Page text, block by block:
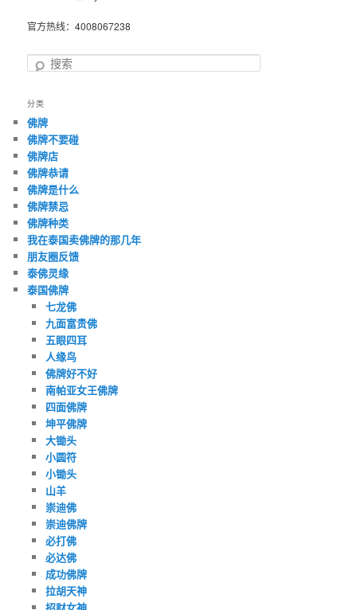
官方热线：4008067238
搜
分类
佛牌
佛牌不要碰
佛牌店
佛牌恭请
佛牌是什么
佛牌禁忌
佛牌种类
我在泰国卖佛牌的那几年
朋友圈反馈
泰佛灵缘
泰国佛牌
七龙佛
九面富贵佛
五眼四耳
人缘鸟
佛牌好不好
南帕亚女王佛牌
四面佛牌
坤平佛牌
大锄头
小圆符
小锄头
山羊
崇迪佛
崇迪佛牌
必打佛
必达佛
成功佛牌
拉胡天神